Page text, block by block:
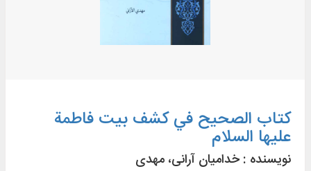
کتاب الصحيح في کشف بيت فاطمة
عليها السلام
نویسنده : خدامیان آرانی، مهدی